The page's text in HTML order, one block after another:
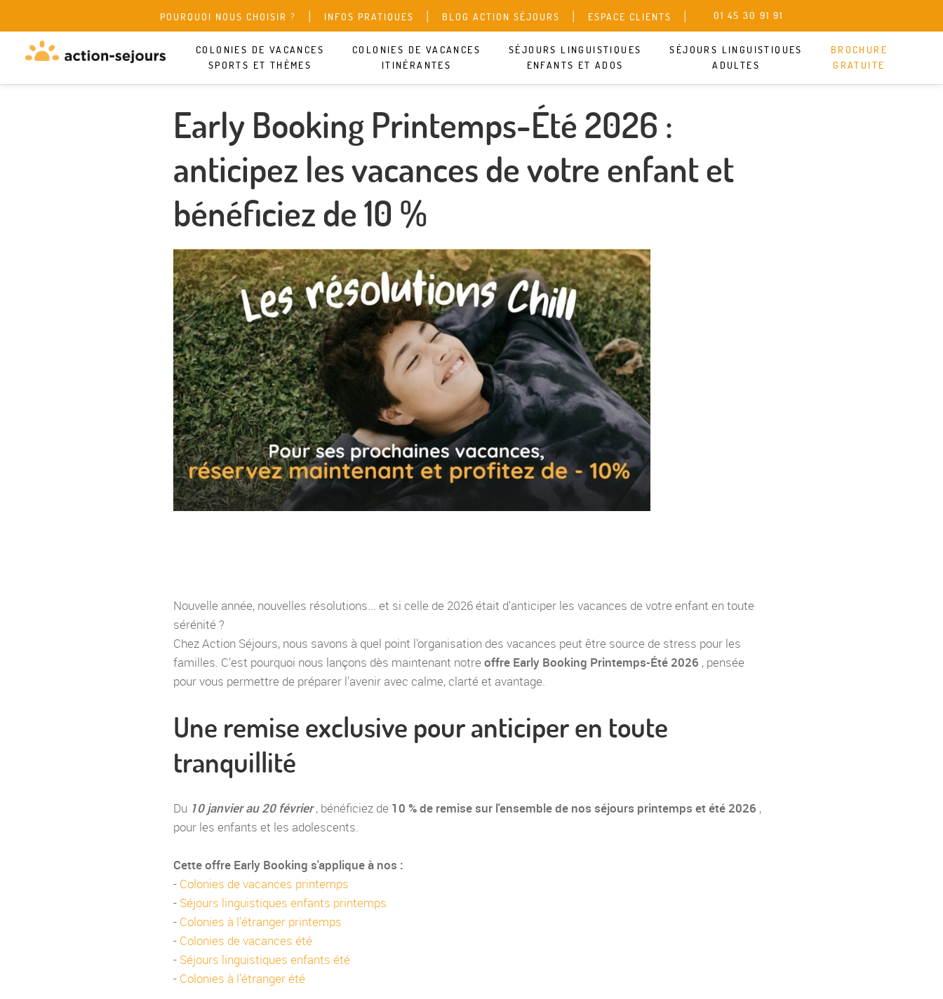
POURQUOI NOUS CHOISIR ? INFOS PRATIQUES BLOG ACTION SÉJOURS ESPACE CLIENTS 01 45 30 91 91
COLONIES DE VACANCES
SPORTS ET THÈMES
COLONIES DE VACANCES
ITINÉRANTES
SÉJOURS LINGUISTIQUES
ENFANTS ET ADOS
SÉJOURS LINGUISTIQUES
ADULTES
BROCHURE
GRATUITE
Early Booking Printemps-Été 2026 :
anticipez les vacances de votre enfant et
bénéficiez de 10 %
Nouvelle année, nouvelles résolutions... et si celle de 2026 était d'anticiper les vacances de votre enfant en toute
sérénité ?
Chez Action Séjours, nous savons à quel point l'organisation des vacances peut être source de stress pour les
familles. C'est pourquoi nous lançons dès maintenant notre offre Early Booking Printemps-Été 2026 , pensée
pour vous permettre de préparer l'avenir avec calme, clarté et avantage.
Une remise exclusive pour anticiper en toute
tranquillité
Du 10 janvier au 20 février, bénéficiez de 10 % de remise sur l'ensemble de nos séjours printemps et été 2026 ,
pour les enfants et les adolescents.
Cette offre Early Booking s'applique à nos :
- Colonies de vacances printemps
- Séjours linguistiques enfants printemps
- Colonies à l'étranger printemps
- Colonies de vacances été
- Séjours linguistiques enfants été
- Colonies à l'étranger été